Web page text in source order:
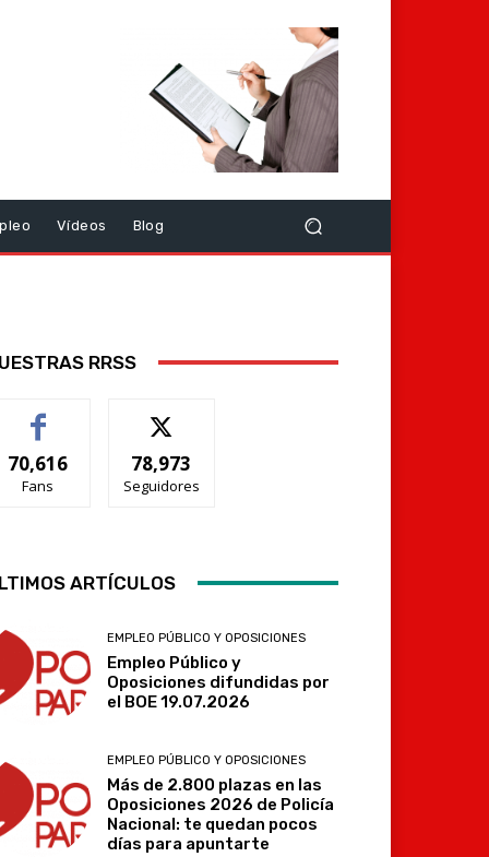
Vídeos Blog
RRSS
70,616
Fans
78,973
Seguidores
ARTÍCULOS
EMPLEO PÚBLICO Y OPOSICIONES
Empleo Público y
Oposiciones difundidas por
el BOE 19.07.2026
EMPLEO PÚBLICO Y OPOSICIONES
Más de 2.800 plazas en las
Oposiciones 2026 de Policía
Nacional: te quedan pocos
días para apuntarte